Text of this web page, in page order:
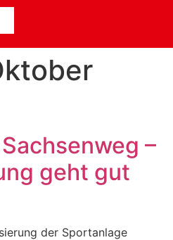
–
geht gut
der Sportanlage